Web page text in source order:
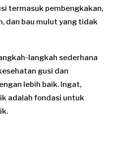
termasuk pembengkakan,
dan bau mulut yang tidak
langkah sederhana
gusi dan
lebih baik. Ingat,
adalah fondasi untuk